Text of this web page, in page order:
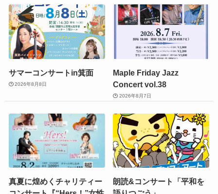
サマーコンサートin箕面
2026年8月8日
Maple Friday Jazz
Concert vol.38
2026年8月7日
真夏に煌めくチャリティー
朗読&コンサート「平和を